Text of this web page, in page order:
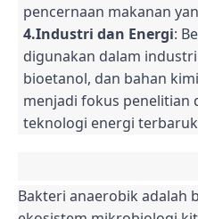
pencernaan makanan
4.Industri dan Energi:
digunakan dalam
bioetanol, dan bahan
menjadi fokus penelitian
teknologi energi
Bakteri anaerobik adalah